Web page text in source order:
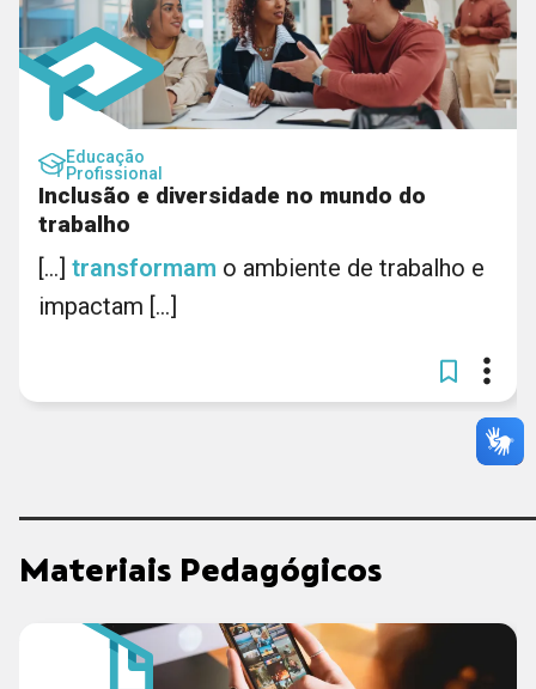
Educação
Profissional
Inclusão e diversidade no mundo do
trabalho
[...] transformam o ambiente de trabalho e
impactam [...]
Materiais Pedagógicos